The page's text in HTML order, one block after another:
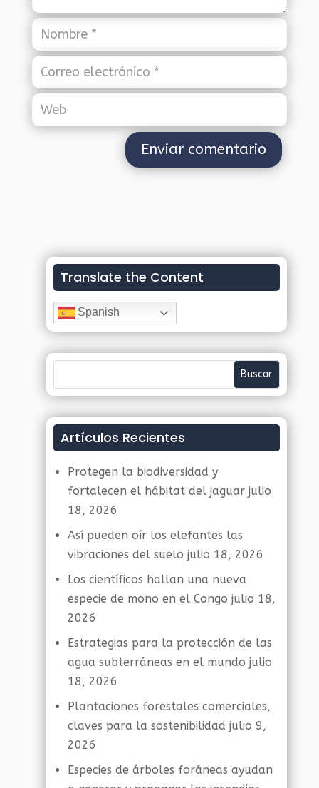
Translate the Content
Spanish
Artículos Recientes
Protegen la biodiversidad y
fortalecen el hábitat del jaguar julio
18, 2026
Así pueden oír los elefantes las
vibraciones del suelo julio 18, 2026
Los científicos hallan una nueva
especie de mono en el Congo julio 18,
2026
Estrategias para la protección de las
agua subterráneas en el mundo julio
18, 2026
Plantaciones forestales comerciales,
claves para la sostenibilidad julio 9,
2026
Especies de árboles foráneas ayudan